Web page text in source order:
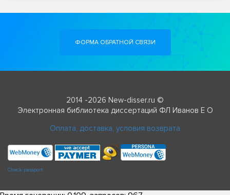
ФОРМА ОБРАТНОЙ СВЯЗИ
2014 -2026 New-disser.ru ©
Электронная библиотека диссертаций ФЛ Иванов Е О
Оплата, доставка, условия возврата
Check passport